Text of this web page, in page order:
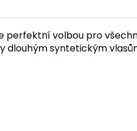
perfektní volbou pro
syntetickým